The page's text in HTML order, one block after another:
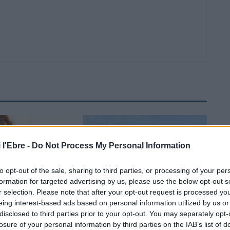
l'Ebre - Do Not Process My Personal Information
opt-out of the sale, sharing to third parties, or processing of your
for targeted advertising by us, please use the below opt-out
selection. Please note that after your opt-out request is processed
interest-based ads based on personal information utilized by us
to third parties prior to your opt-out. You may separately
of your personal information by third parties on the IAB’s list of
oportunitat també per a
Majors d’Amposta”
Festes
Blaumut lidera el cartell musical de les
Festes